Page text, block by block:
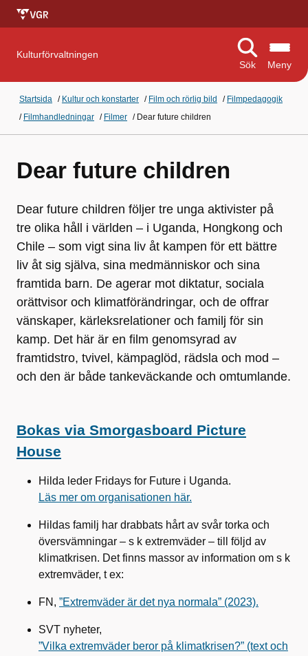
Kulturförvaltningen
Sök
Meny
Startsida / Kultur och konstarter / Film och rörlig bild / Filmpedagogik
/ Filmhandledningar / Filmer / Dear future children
Dear future children
Dear future children följer tre unga aktivister på
tre olika håll i världen – i Uganda, Hongkong och
Chile – som vigt sina liv åt kampen för ett bättre
liv åt sig själva, sina medmänniskor och sina
framtida barn. De agerar mot diktatur, sociala
orättvisor och klimatförändringar, och de offrar
vänskaper, kärleksrelationer och familj för sin
kamp. Det här är en film genomsyrad av
framtidstro, tvivel, kämpaglöd, rädsla och mod –
och den är både tankeväckande och omtumlande.
Bokas via Smorgasboard Picture
House
Hilda leder Fridays for Future i Uganda.
Läs mer om organisationen här.
Hildas familj har drabbats hårt av svår torka och
översvämningar – s k extremväder – till följd av
klimatkrisen. Det finns massor av information om s k
extremväder, t ex:
FN, ”Extremväder är det nya normala” (2023).
SVT nyheter,
”Vilka extremväder beror på klimatkrisen?” (text och